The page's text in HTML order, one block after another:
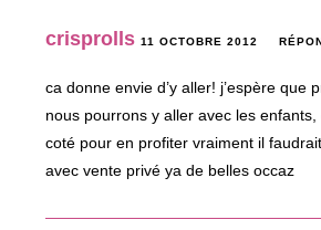
crisprolls 11 OCTOBRE 2012
ca donne envie d’y aller! j’espère que
nous pourrons y aller avec les enfants,
coté pour en profiter vraiment il
avec vente privé ya de belles occaz